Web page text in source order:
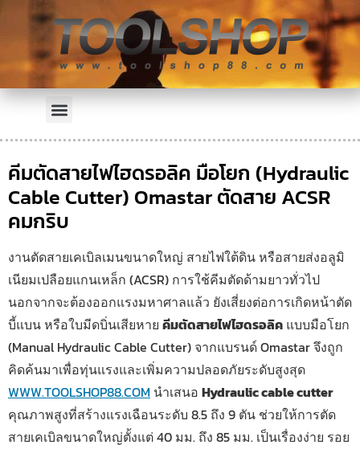
คีมตัดสายไฟไฮดรอลิค มือโยก (Hydraulic
Cable Cutter) Omastar ตัดสาย ACSR
คมกริบ
งานตัดสายเคเบิลเมนขนาดใหญ่ สายไฟใต้ดิน หรือสายส่งอลูมิ
เนียมเปลือยแกนเหล็ก (ACSR) การใช้คีมตัดด้ามยาวทั่วไป
นอกจากจะต้องออกแรงมหาศาลแล้ว ยังเสี่ยงต่อการเกิดหน้าตัด
บี้แบน หรือใบมีดบิ่นเสียหาย คีมตัดสายไฟไฮดรอลิค แบบมือโยก
(Manual Hydraulic Cable Cutter) จากแบรนด์ Omastar จึงถูก
คิดค้นมาเพื่อทุ่นแรงและเพิ่มความปลอดภัยระดับสูงสุด
WWW.TOOLSHOP88.COM นำเสนอ Hydraulic cable cutter
คุณภาพสูงที่สร้างแรงเฉือนระดับ 8.5 ถึง 9 ตัน ช่วยให้การตัด
สายเคเบิลขนาดใหญ่ตั้งแต่ 40 มม. ถึง 85 มม. เป็นเรื่องง่าย รอย